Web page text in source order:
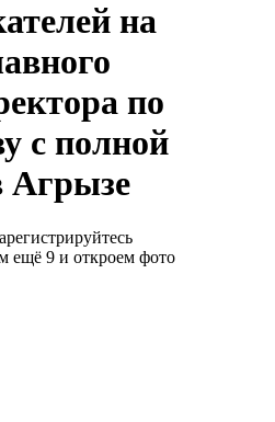
на
по
с полной
Агрызе
ещё 9 и откроем фото